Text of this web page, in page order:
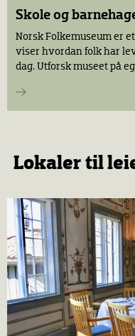
Skole og
Norsk Folkemuseum er
viser hvordan folk har
dag. Utforsk museet på
Lokaler til